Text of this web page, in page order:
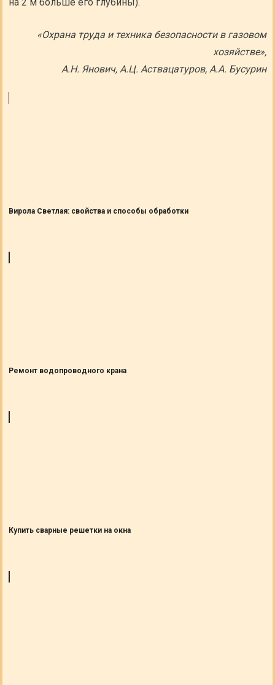
«Охрана труда и техника безопасности в газовом
хозяйстве»,
А.Н. Янович, А.Ц. Аствацатуров, А.А. Бусурин
Вирола Светлая: свойства и способы обработки
Ремонт водопроводного крана
Купить сварные решетки на окна